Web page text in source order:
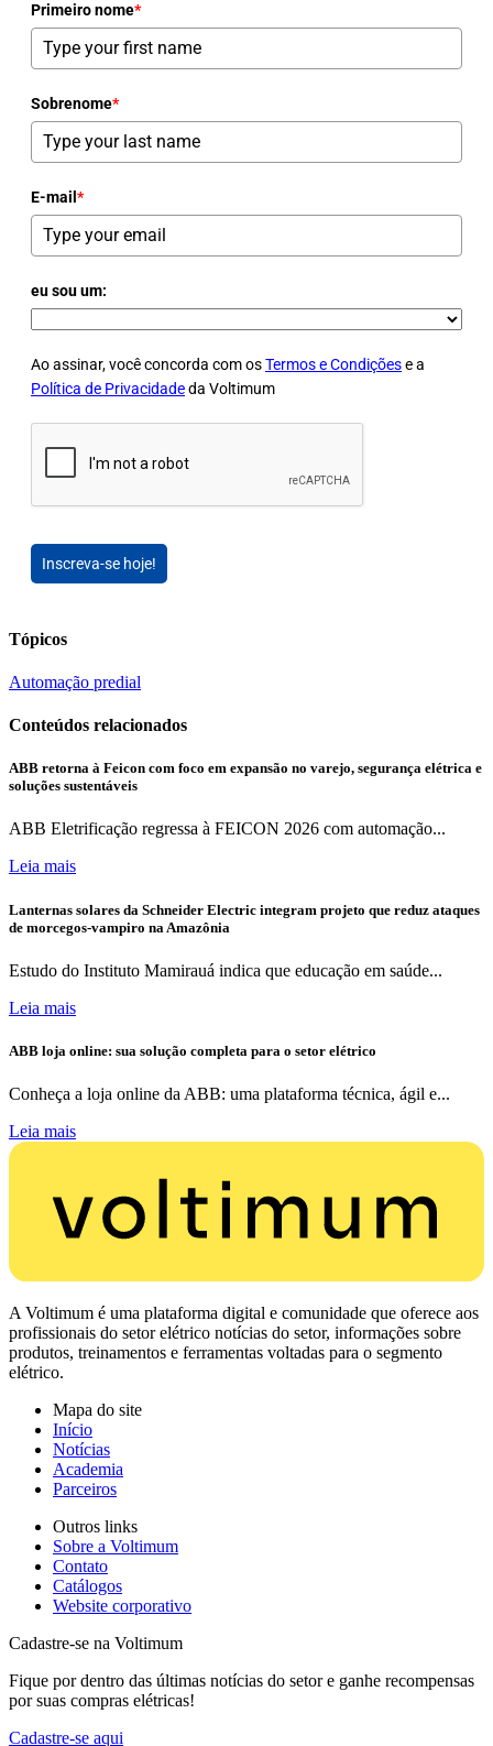
Primeiro nome*
Sobrenome*
E-mail *
eu sou um:
Ao assinar, você concorda com osTermos e Condiçõese a
Política de Privacidadeda Voltimum
Inscreva-se hoje!
Tópicos
Automação predial
Conteúdos relacionados
ABB retorna à Feicon com foco em expansão no varejo, segurança elétrica e
soluções sustentáveis
ABB Eletrificação regressa à FEICON 2026 com automação...
Leia mais
Lanternas solares da Schneider Electric integram projeto que reduz ataques
de morcegos-vampiro na Amazônia
Estudo do Instituto Mamirauá indica que educação em saúde...
Leia mais
ABB loja online: sua solução completa para o setor elétrico
Conheça a loja online da ABB: uma plataforma técnica, ágil e...
Leia mais
A Voltimum é uma plataforma digital e comunidade que oferece aos
profissionais do setor elétrico notícias do setor, informações sobre
produtos, treinamentos e ferramentas voltadas para o segmento
elétrico.
Mapa do site
Início
Notícias
Academia
Parceiros
Outros links
Sobre a Voltimum
Contato
Catálogos
Website corporativo
Cadastre-se na Voltimum
Fique por dentro das últimas notícias do setor e ganhe recompensas
por suas compras elétricas!
Cadastre-se aqui